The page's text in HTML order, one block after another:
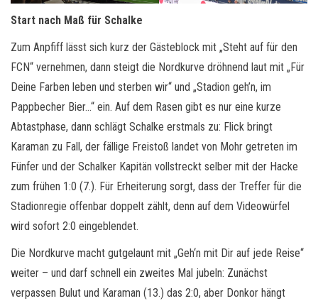
Start nach Maß für Schalke
Zum Anpfiff lässt sich kurz der Gästeblock mit „Steht auf für den
FCN“ vernehmen, dann steigt die Nordkurve dröhnend laut mit „Für
Deine Farben leben und sterben wir“ und „Stadion geh’n, im
Pappbecher Bier…“ ein. Auf dem Rasen gibt es nur eine kurze
Abtastphase, dann schlägt Schalke erstmals zu: Flick bringt
Karaman zu Fall, der fällige Freistoß landet von Mohr getreten im
Fünfer und der Schalker Kapitän vollstreckt selber mit der Hacke
zum frühen 1:0 (7.). Für Erheiterung sorgt, dass der Treffer für die
Stadionregie offenbar doppelt zählt, denn auf dem Videowürfel
wird sofort 2:0 eingeblendet.
Die Nordkurve macht gutgelaunt mit „Geh‘n mit Dir auf jede Reise“
weiter – und darf schnell ein zweites Mal jubeln: Zunächst
verpassen Bulut und Karaman (13.) das 2:0, aber Donkor hängt